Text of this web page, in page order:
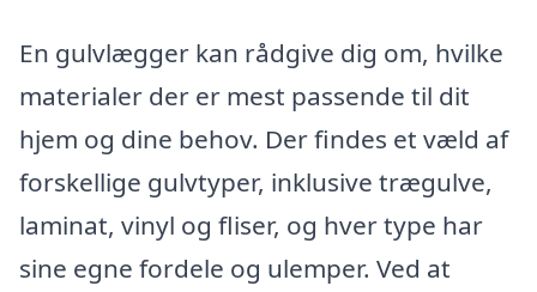
En gulvlægger kan rådgive dig om, hvilke
materialer der er mest passende til dit
hjem og dine behov. Der findes et væld af
forskellige gulvtyper, inklusive trægulve,
laminat, vinyl og fliser, og hver type har
sine egne fordele og ulemper. Ved at